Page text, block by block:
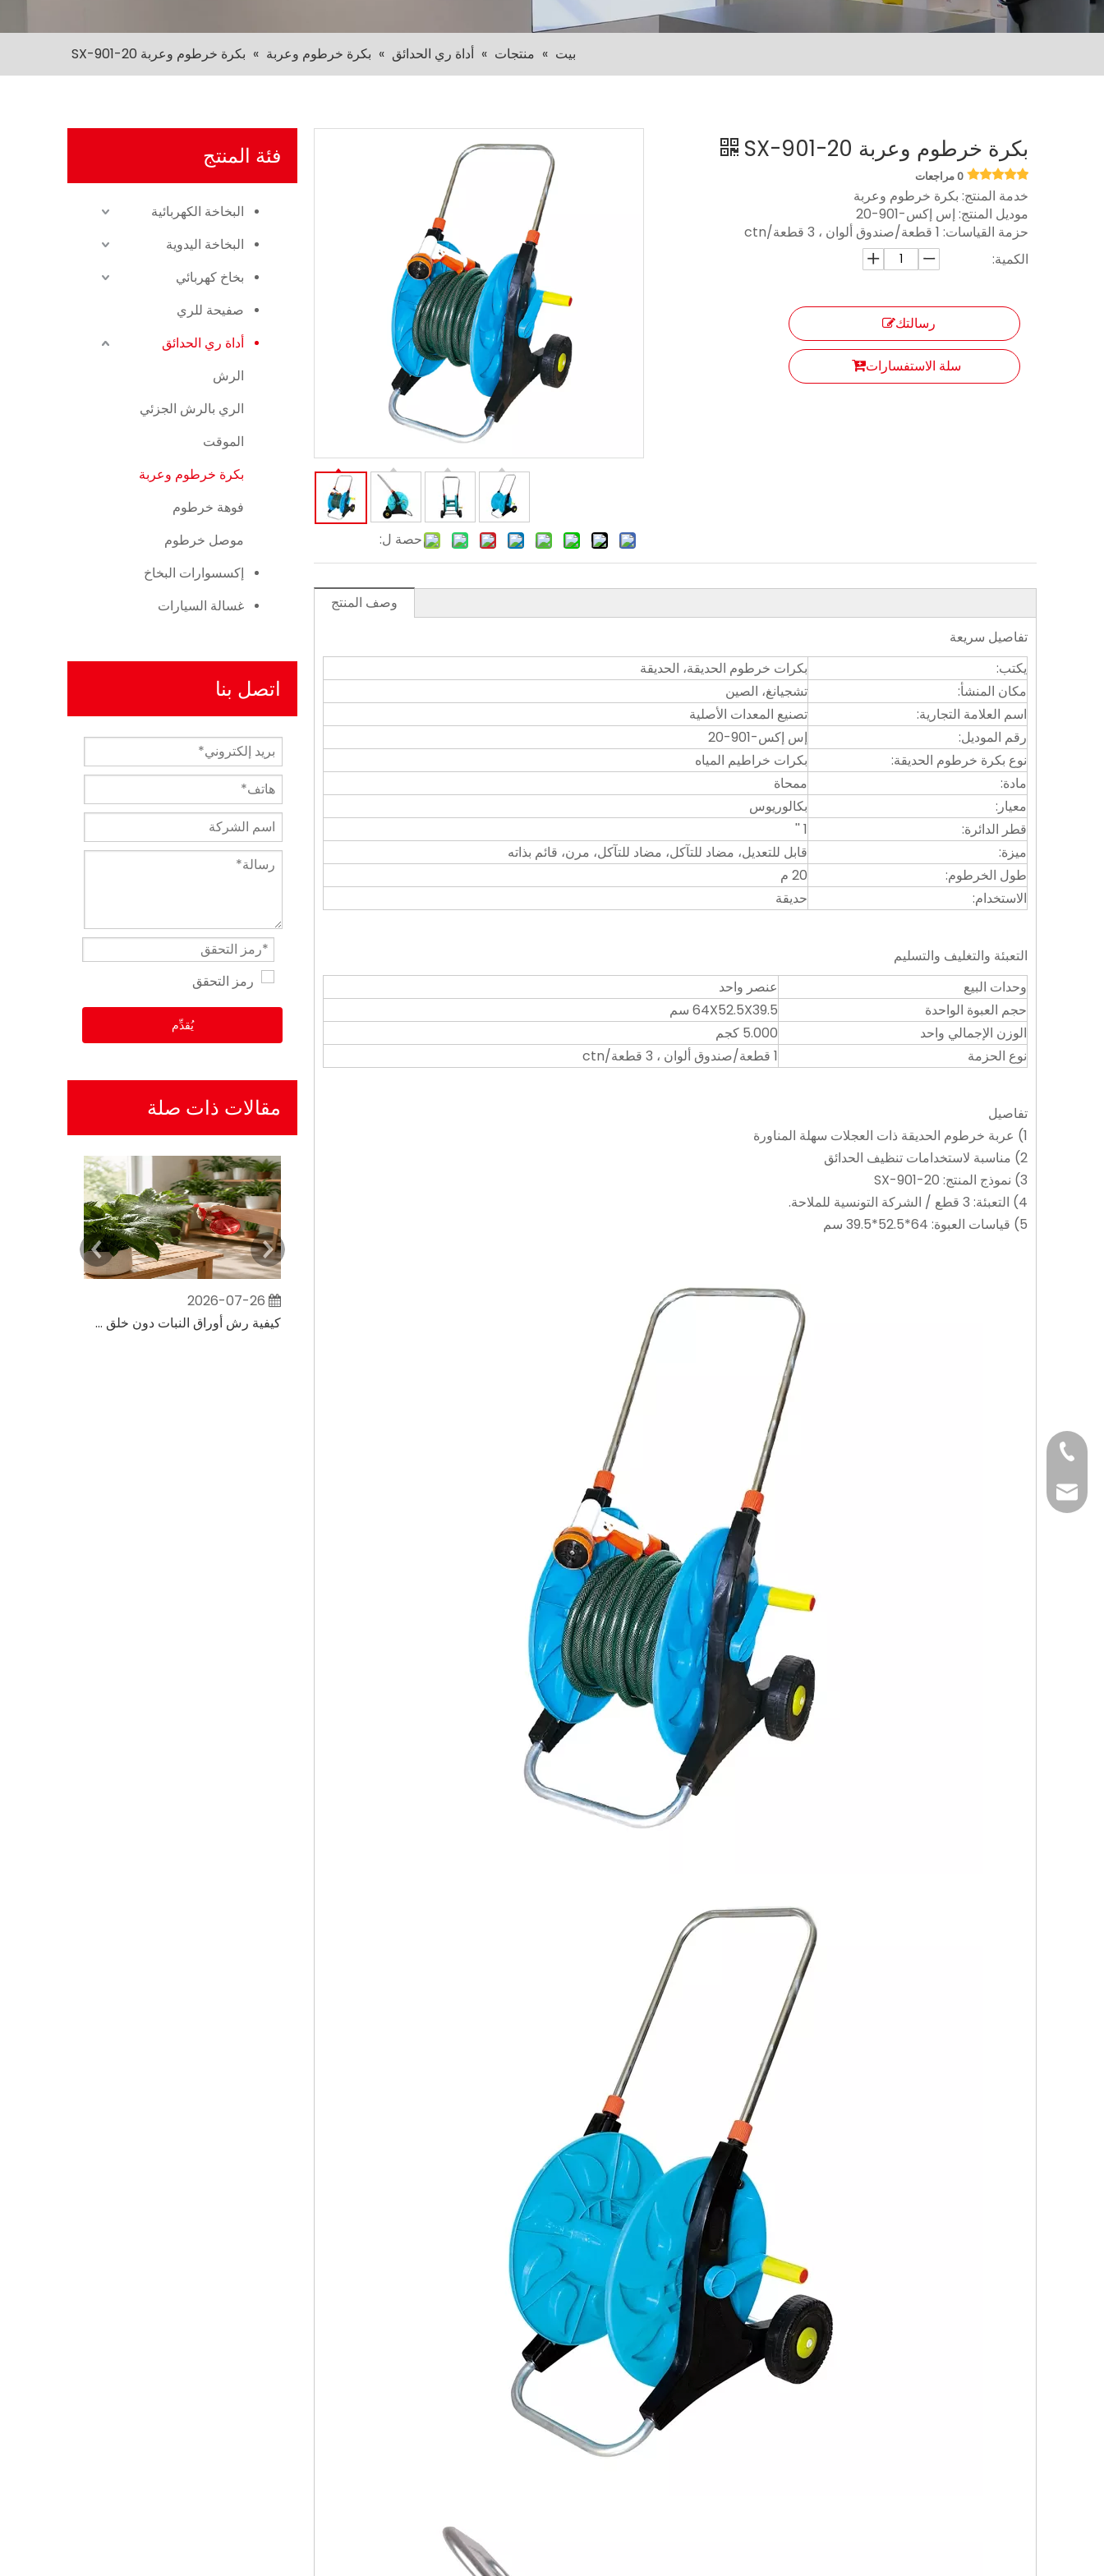
بيت » منتجات » أداة ري الحدائق » بكرة خرطوم وعربة » بكرة خرطوم وعربة SX-901-20
فئة المنتج
البخاخة الكهربائية
البخاخة اليدوية
بخاخ كهربائي
صفيحة للري
أداة ري الحدائق
الرش
الري بالرش الجزئي
الموقت
بكرة خرطوم وعربة
فوهة خرطوم
موصل خرطوم
إكسسوارات البخاخ
غسالة السيارات
اتصل بنا
يُقدِّم
مقالات ذات صلة
2026-07-26
كيفية رش أوراق النبات دون خلق بقع رطبة كبيرة
2026-07-21
حصة ل:
بكرة خرطوم وعربة SX-901-20
0 مراجعات
خدمة المنتج: بكرة خرطوم وعربة
موديل المنتج:إس إكس-901-20
حزمة القياسات: 1 قطعة/صندوق ألوان ، 3 قطعة/ctn
الكمية:
رسالتك
سلة الاستفسارات
وصف المنتج
تفاصيل سريعة
يكتب:
بكرات خرطوم الحديقة، الحديقة
مكان المنشأ:
تشجيانغ، الصين
اسم العلامة التجارية:
تصنيع المعدات الأصلية
رقم الموديل:
إس إكس-901-20
نوع بكرة خرطوم الحديقة:
بكرات خراطيم المياه
مادة:
ممحاة
معيار:
بكالوريوس
قطر الدائرة:
1 ''
ميزة:
قابل للتعديل، مضاد للتآكل، مضاد للتآكل، مرن، قائم بذاته
طول الخرطوم:
20 م
الاستخدام:
حديقة
التعبئة والتغليف والتسليم
وحدات البيع
عنصر واحد
حجم العبوة الواحدة
64X52.5X39.5 سم
الوزن الإجمالي واحد
5.000 كجم
نوع الحزمة
1 قطعة/صندوق ألوان ، 3 قطعة/ctn
تفاصيل
1) عربة خرطوم الحديقة ذات العجلات سهلة المناورة
2) مناسبة لاستخدامات تنظيف الحدائق
3) نموذج المنتج: SX-901-20
4) التعبئة: 3 قطع / الشركة التونسية للملاحة.
5) قياسات العبوة: 64*52.5*39.5 سم
+86-